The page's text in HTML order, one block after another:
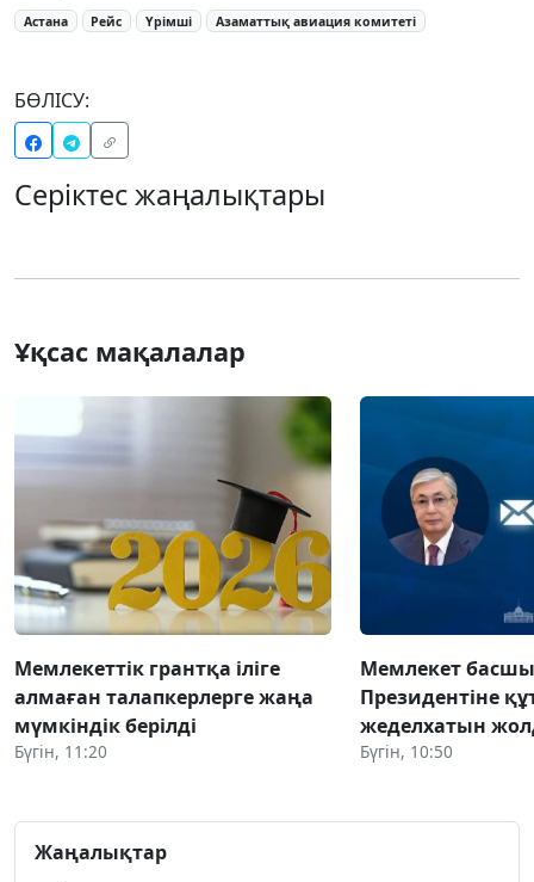
Астана Рейс Үрімші Азаматтық авиация комитеті
БӨЛІСУ:
Серіктес жаңалықтары
Ұқсас мақалалар
Мемлекеттік грантқа іліге
алмаған талапкерлерге жаңа
мүмкіндік берілді
Бүгін, 11:20
Мемлекет
Президентіне
жеделхатын
Бүгін, 10:50
Жаңалықтар